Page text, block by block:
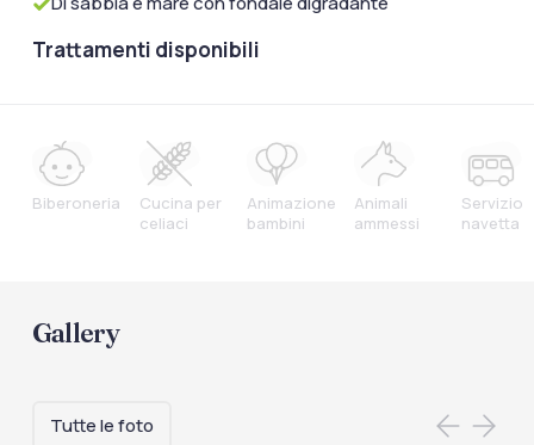
Trattamenti disponibili
Biberoneria
Cucina per
celiaci
Animazione
bambini
Animali
ammessi
Servizio
navetta
Gallery
Tutte le foto